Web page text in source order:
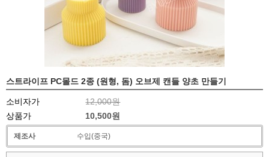
스트라이프 PC몰드 2종 (원형, 돔) 오브제 캔들 양초 만들기
소비자가
12,000원
상품가
10,500원
제조사 수입(중국)